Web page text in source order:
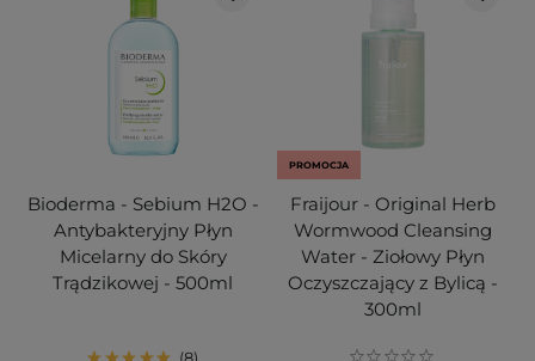
Bioderma - Sebium H2O -
Antybakteryjny Płyn
Micelarny do Skóry
Trądzikowej - 500ml
PROMOCJA
Fraijour - Original Herb
Wormwood Cleansing
Water - Ziołowy Płyn
Oczyszczający z Bylicą -
300ml